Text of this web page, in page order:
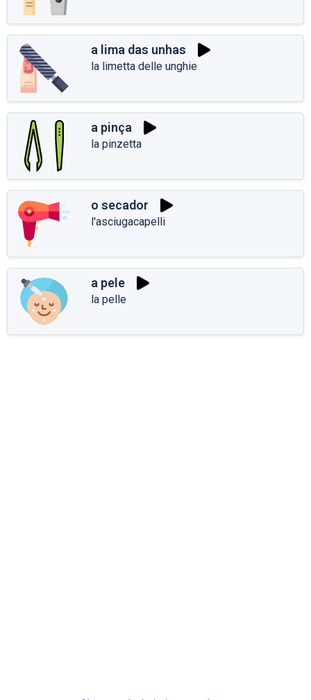
a lima das unhas
la limetta delle unghie
a pinça
la pinzetta
o secador
l'asciugacapelli
a pele
la pelle